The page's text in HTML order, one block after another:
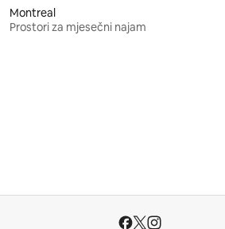
Montreal
Prostori za mjesečni najam